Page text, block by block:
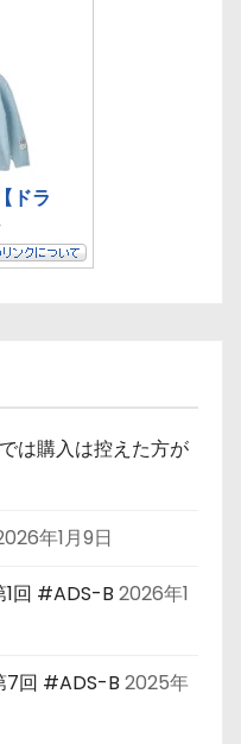
は購入は控えた方が
年1月9日
1回 #ADS-B 2026年1
7回 #ADS-B 2025年